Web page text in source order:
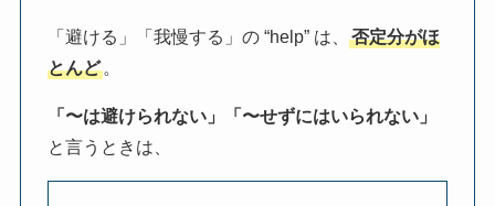
「避ける」「我慢する」の “help” は、
否定分がほ
とんど。
「〜は避けられない」「〜せずにはいられない」
と言うときは、